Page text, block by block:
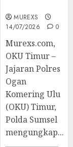
MUREXS
14/07/2026
0
Murexs.com,
OKU Timur –
Jajaran Polres
Ogan
Komering Ulu
(OKU) Timur,
Polda Sumsel
mengungkap...